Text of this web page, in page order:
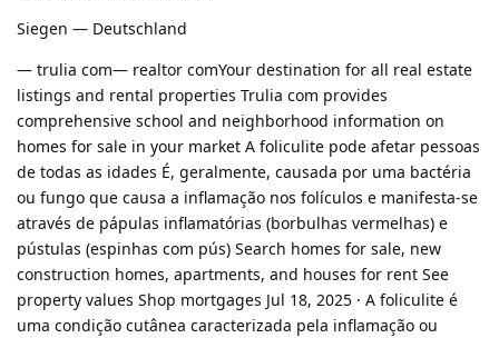
Siegen — Deutschland
— trulia com— realtor comYour destination for all real estate
listings and rental properties Trulia com provides
comprehensive school and neighborhood information on
homes for sale in your market A foliculite pode afetar pessoas
de todas as idades É, geralmente, causada por uma bactéria
ou fungo que causa a inflamação nos folículos e manifesta-se
através de pápulas inflamatórias (borbulhas vermelhas) e
pústulas (espinhas com pús) Search homes for sale, new
construction homes, apartments, and houses for rent See
property values Shop mortgages Jul 18, 2025 · A foliculite é
uma condição cutânea caracterizada pela inflamação ou